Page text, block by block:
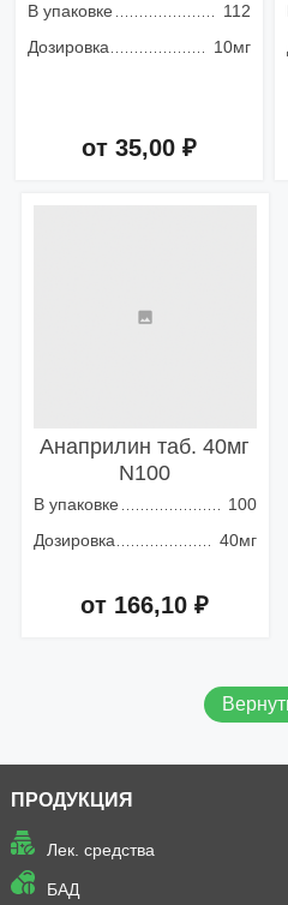
В упаковке
112
Дозировка
10мг
от 35,00 ₽
Анаприлин таб. 40мг
N100
В упаковке
100
Дозировка
40мг
от 166,10 ₽
ПРОДУКЦИЯ
Лек. средства
БАД